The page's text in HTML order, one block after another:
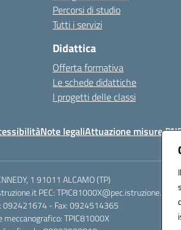
Percorsi di studio
Tutti i servizi
Didattica
Offerta formativa
Le schede didattiche
I progetti delle classi
Note legaliAttuazione misure
1 91011 ALCAMO (TP)
PEC: TPIC81000X@pec.istruzione.it
092421674 - Fax: 0924514365
meccanografico: TPIC81000X